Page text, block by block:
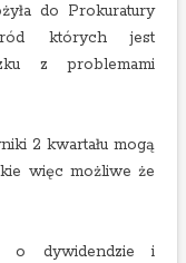
do Prokuratury
których jest
z problemami
2 kwartału mogą
więc możliwe że
o dywidendzie i